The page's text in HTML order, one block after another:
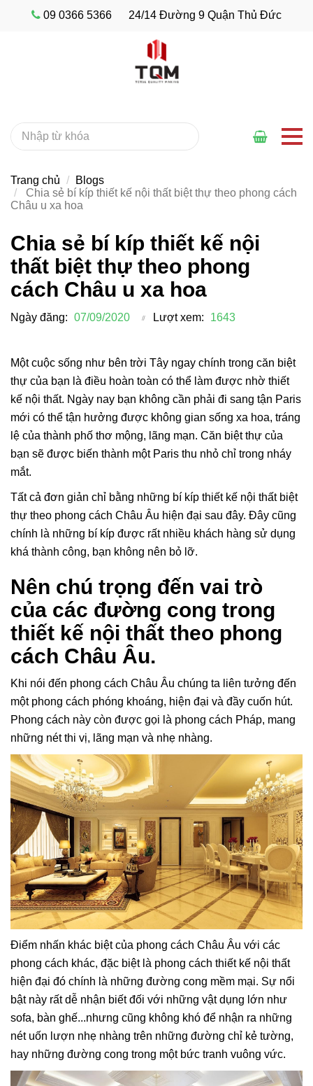
Chia sẻ bí kíp thiết kế nội
thất biệt thự theo phong
cách Châu u xa hoa
Ngày đăng: 07/09/2020 Lượt xem: 1643
Một cuộc sống như bên trời Tây ngay chính trong căn biệt
thự của bạn là điều hoàn toàn có thể làm được nhờ thiết
kế nội thất. Ngày nay bạn không cần phải đi sang tận Paris
mới có thể tận hưởng được không gian sống xa hoa, tráng
lệ của thành phố thơ mộng, lãng mạn. Căn biệt thự của
bạn sẽ được biến thành một Paris thu nhỏ chỉ trong nháy
mắt.
Tất cả đơn giản chỉ bằng những bí kíp thiết kế nội thất biệt
thự theo phong cách Châu Âu hiện đại sau đây. Đây cũng
chính là những bí kíp được rất nhiều khách hàng sử dụng
khá thành công, bạn không nên bỏ lỡ.
Nên chú trọng đến vai trò
của các đường cong trong
thiết kế nội thất theo phong
cách Châu Âu.
Khi nói đến phong cách Châu Âu chúng ta liên tưởng đến
một phong cách phóng khoáng, hiện đại và đầy cuốn hút.
Phong cách này còn được gọi là phong cách Pháp, mang
những nét thi vị, lãng mạn và nhẹ nhàng.
Điểm nhấn khác biệt của phong cách Châu Âu với các
phong cách khác, đặc biệt là phong cách thiết kế nội thất
hiện đại đó chính là những đường cong mềm mại. Sự nổi
bật này rất dễ nhận biết đối với những vật dụng lớn như
sofa, bàn ghế...nhưng cũng không khó để nhận ra những
nét uốn lượn nhẹ nhàng trên những đường chỉ kẻ tường,
hay những đường cong trong một bức tranh vuông vức.
09 0366 5366 24/14 Đường 9 Quận Thủ Đức
Trang chủ
Blogs
Chia sẻ bí kíp thiết kế nội thất biệt thự theo phong cách
Châu u xa hoa